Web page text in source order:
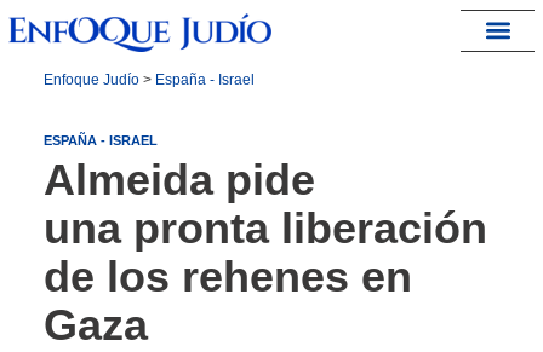
Enfoque Judío> España - Israel
ESPAÑA - ISRAEL
Almeida pide
una pronta liberación
de los rehenes en
Gaza